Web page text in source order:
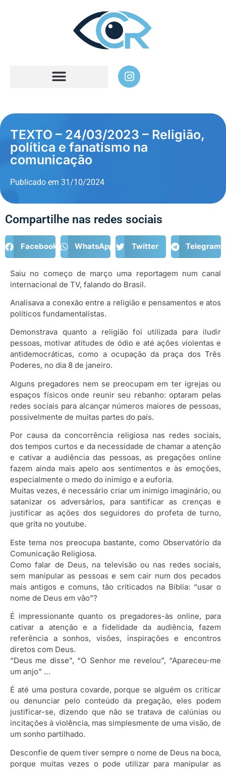
TEXTO – 24/03/2023 – Religião,
política e fanatismo na
comunicação
Publicado em 31/10/2024
Compartilhe nas redes sociais
Facebook WhatsApp Twitter Telegram
Saiu no começo de março uma reportagem num canal
internacional de TV, falando do Brasil.
Analisava a conexão entre a religião e pensamentos e atos
políticos fundamentalistas.
Demonstrava quanto a religião foi utilizada para iludir
pessoas, motivar atitudes de ódio e até ações violentas e
antidemocráticas, como a ocupação da praça dos Três
Poderes, no dia 8 de janeiro.
Alguns pregadores nem se preocupam em ter igrejas ou
espaços físicos onde reunir seu rebanho: optaram pelas
redes sociais para alcançar números maiores de pessoas,
possivelmente de muitas partes do país.
Por causa da concorrência religiosa nas redes sociais,
dos tempos curtos e da necessidade de chamar a atenção
e cativar a audiência das pessoas, as pregações online
fazem ainda mais apelo aos sentimentos e às emoções,
especialmente o medo do inimigo e a euforia.
Muitas vezes, é necessário criar um inimigo imaginário, ou
satanizar os adversários, para santificar as crenças e
justificar as ações dos seguidores do profeta de turno,
que grita no youtube.
Este tema nos preocupa bastante, como Observatório da
Comunicação Religiosa.
Como falar de Deus, na televisão ou nas redes sociais,
sem manipular as pessoas e sem cair num dos pecados
mais antigos e comuns, tão criticados na Bíblia: “usar o
nome de Deus em vão”?
É impressionante quanto os pregadores-às online, para
cativar a atenção e a fidelidade da audiência, fazem
referência a sonhos, visões, inspirações e encontros
diretos com Deus.
“Deus me disse”, “O Senhor me revelou”, “Apareceu-me
um anjo” …
É até uma postura covarde, porque se alguém os criticar
ou denunciar pelo conteúdo da pregação, eles podem
justificar-se, dizendo que não se tratava de calúnias ou
incitações à violência, mas simplesmente de uma visão, de
um sonho partilhado.
Desconfie de quem tiver sempre o nome de Deus na boca,
porque muitas vezes o pode utilizar para manipular as